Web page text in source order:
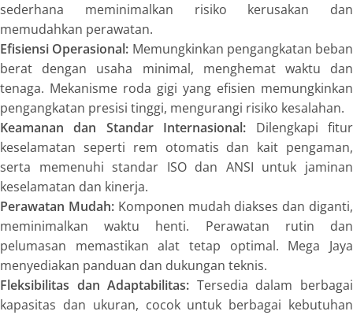
sederhana meminimalkan risiko kerusakan dan
memudahkan perawatan.
Efisiensi Operasional: Memungkinkan pengangkatan beban
berat dengan usaha minimal, menghemat waktu dan
tenaga. Mekanisme roda gigi yang efisien memungkinkan
pengangkatan presisi tinggi, mengurangi risiko kesalahan.
Keamanan dan Standar Internasional: Dilengkapi fitur
keselamatan seperti rem otomatis dan kait pengaman,
serta memenuhi standar ISO dan ANSI untuk jaminan
keselamatan dan kinerja.
Perawatan Mudah:Komponen mudah diakses dan diganti,
meminimalkan waktu henti. Perawatan rutin dan
pelumasan memastikan alat tetap optimal. Mega Jaya
menyediakan panduan dan dukungan teknis.
Fleksibilitas dan Adaptabilitas: Tersedia dalam berbagai
kapasitas dan ukuran, cocok untuk berbagai kebutuhan